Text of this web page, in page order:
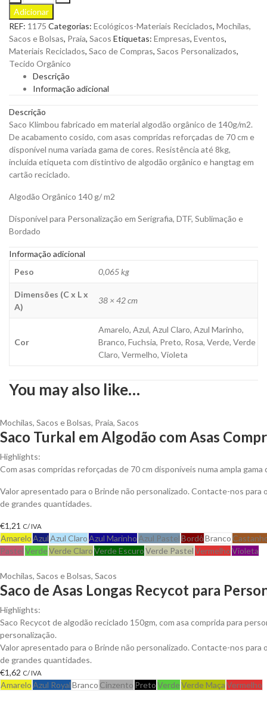
Klimbou
em
Algodão
Orgânico
de
140g
para
Personalizar
Adicionar
REF: 1175 Categorias: Ecológicos-Materiais Reciclados, Mochilas,
Sacos e Bolsas, Praia, Sacos Etiquetas: Empresas, Eventos,
Materiais Reciclados, Saco de Compras, Sacos Personalizados,
Tecido Orgânico
Descrição
Informação adicional
Descrição
Saco Klimbou fabricado em material algodão orgânico de 140g/m2.
De acabamento cosido, com asas compridas reforçadas de 70 cm e
disponível numa variada gama de cores. Resistência até 8kg,
incluída etiqueta com distintivo de algodão orgânico e hangtag em
cartão reciclado.
Algodão Orgânico 140 g/ m2
Disponível para Personalização em Serigrafia, DTF, Sublimação e
Bordado
Informação adicional
Peso
0,065 kg
Dimensões (C x L x
A)
38 × 42 cm
Cor
Amarelo, Azul, Azul Claro, Azul Marinho,
Branco, Fuchsia, Preto, Rosa, Verde, Verde
Claro, Vermelho, Violeta
You may also like…
Mochilas, Sacos e Bolsas, Praia, Sacos
Saco Turkal em Algodão com Asas
Highlights:
Com asas compridas reforçadas de 70 cm disponíveis numa ampla gama
Valor apresentado para o Brinde não personalizado. Contacte-nos
de grandes quantidades.
€1,21 C/ IVA
AmareloAzulAzul ClaroAzul Marinho Azul PastelBordôBranco
PastelVerdeVerde ClaroVerde EscuroVerde PastelVermelhoVioleta
Mochilas, Sacos e Bolsas, Sacos
Saco de Asas Longas Recycot para
Highlights:
Saco Recycot de algodão reciclado 150gm, com asa comprida para
personalização.
Valor apresentado para o Brinde não personalizado. Contacte-nos
de grandes quantidades.
€1,62 C/ IVA
AmareloAzul RoyalBranco Cinzento PretoVerdeVerde MaçaVermelho